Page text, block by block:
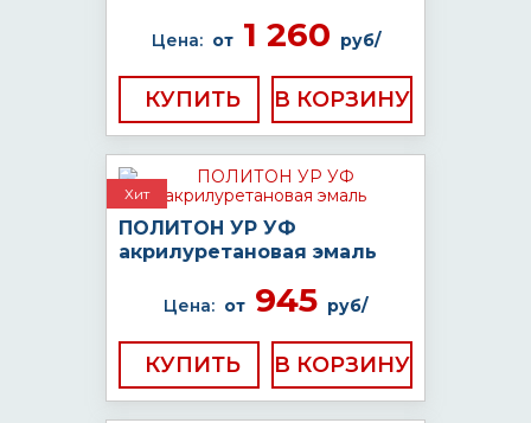
Цена: от1 260 руб/
КУПИТЬ
Хит
ПОЛИТОН УР УФ
акрилуретановая эмаль
Цена: от 945 руб/
КУПИТЬ